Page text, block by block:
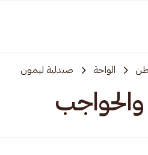
الواحة صيدلية ليمون